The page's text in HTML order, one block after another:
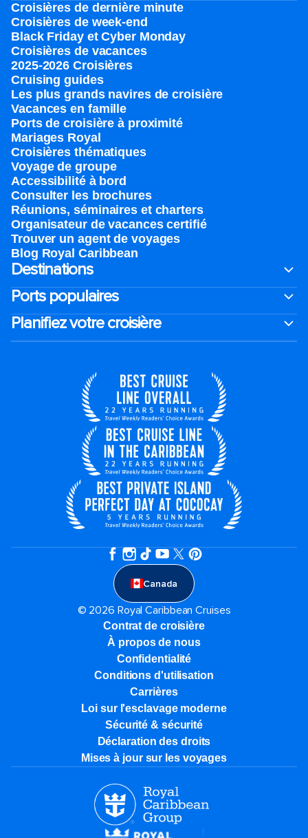
Croisières de dernière minute
Croisières de week-end
Black Friday et Cyber Monday
Croisières de vacances
2025-2026 Croisières
Cruising guides
Les plus grands navires de croisière
Vacances en famille
Ports de croisière à proximité
Mariages Royal
Croisières thématiques
Voyage de groupe​
Accessibilité à bord​
Consulter les brochures
Réunions, séminaires et charters
Organisateur de vacances certifié
Trouver un agent de voyages
Blog Royal Caribbean
Destinations
Ports populaires
Planifiez votre croisière
Canada
© 2026 Royal Caribbean Cruises
Contrat de croisière
À propos de nous
Confidentialité
Conditions d'utilisation
Carrières
Loi sur l'esclavage moderne
Sécurité & sécurité
Déclaration des droits
Mises à jour sur les voyages